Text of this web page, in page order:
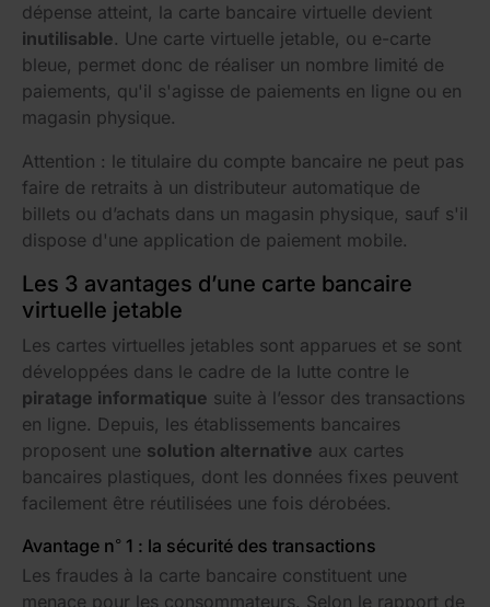
dépense atteint, la carte bancaire virtuelle devient
inutilisable. Une carte virtuelle jetable, ou e-carte
bleue, permet donc de réaliser un nombre limité de
paiements, qu'il s'agisse de paiements en ligne ou en
magasin physique.
Attention : le titulaire du compte bancaire ne peut pas
faire de retraits à un distributeur automatique de
billets ou d’achats dans un magasin physique, sauf s'il
dispose d'une application de paiement mobile.
Les 3 avantages d’une carte bancaire
virtuelle jetable
Les cartes virtuelles jetables sont apparues et se sont
développées dans le cadre de la lutte contre le
piratage informatique suite à l’essor des transactions
en ligne. Depuis, les établissements bancaires
proposent une solution alternative aux cartes
bancaires plastiques, dont les données fixes peuvent
facilement être réutilisées une fois dérobées.
Avantage n° 1 : la sécurité des transactions
Les fraudes à la carte bancaire constituent une
menace pour les consommateurs. Selon le rapport de